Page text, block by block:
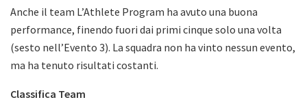
Anche il team L’Athlete Program ha avuto una buona
performance, finendo fuori dai primi cinque solo una volta
(sesto nell’Evento 3). La squadra non ha vinto nessun evento,
ma ha tenuto risultati costanti.
Classifica Team